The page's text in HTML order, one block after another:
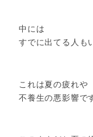
中には
すでに出てる人も
これは夏の疲れや
不養生の悪影響で